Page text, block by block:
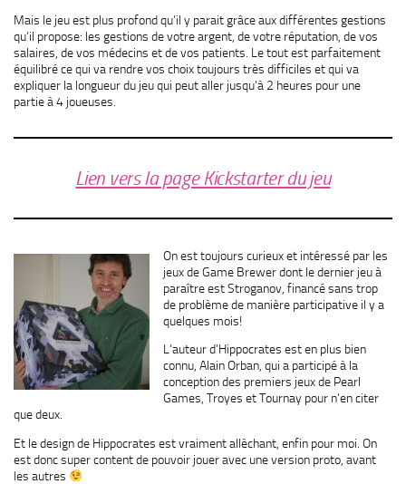
Mais le jeu est plus profond qu’il y parait grâce aux différentes gestions
qu’il propose: les gestions de votre argent, de votre réputation, de vos
salaires, de vos médecins et de vos patients. Le tout est parfaitement
équilibré ce qui va rendre vos choix toujours très difficiles et qui va
expliquer la longueur du jeu qui peut aller jusqu’à 2 heures pour une
partie à 4 joueuses.
Lien vers la page Kickstarter du jeu
On est toujours curieux et intéressé par les
jeux de Game Brewer dont le dernier jeu à
paraître est Stroganov, financé sans trop
de problème de manière participative il y a
quelques mois!
L’auteur d’Hippocrates est en plus bien
connu, Alain Orban, qui a participé à la
conception des premiers jeux de Pearl
Games, Troyes et Tournay pour n’en citer
que deux.
Et le design de Hippocrates est vraiment allèchant, enfin pour moi. On
est donc super content de pouvoir jouer avec une version proto, avant
les autres